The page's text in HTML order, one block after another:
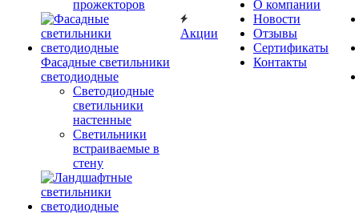
прожекторов
Фасадные светильники
светодиодные
Светодиодные
светильники
настенные
Светильники
встраиваемые в
стену
Акции
О компании
Новости
Отзывы
Сертификаты
Контакты